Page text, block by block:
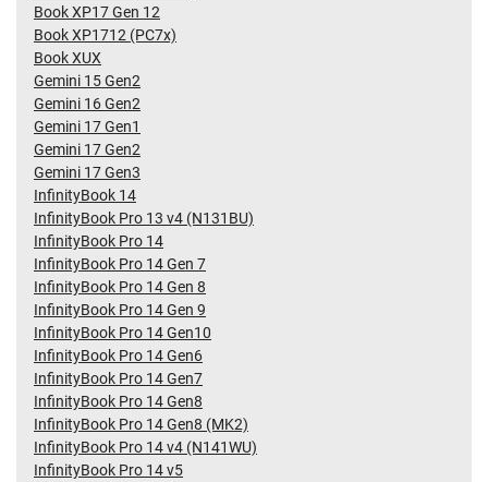
Book XP17 Gen 12
Book XP1712 (PC7x)
Book XUX
Gemini 15 Gen2
Gemini 16 Gen2
Gemini 17 Gen1
Gemini 17 Gen2
Gemini 17 Gen3
InfinityBook 14
InfinityBook Pro 13 v4 (N131BU)
InfinityBook Pro 14
InfinityBook Pro 14 Gen 7
InfinityBook Pro 14 Gen 8
InfinityBook Pro 14 Gen 9
InfinityBook Pro 14 Gen10
InfinityBook Pro 14 Gen6
InfinityBook Pro 14 Gen7
InfinityBook Pro 14 Gen8
InfinityBook Pro 14 Gen8 (MK2)
InfinityBook Pro 14 v4 (N141WU)
InfinityBook Pro 14 v5